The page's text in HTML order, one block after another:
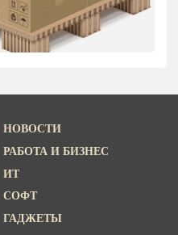
НОВОСТИ
РАБОТА И БИЗНЕС
ИТ
СОФТ
ГАДЖЕТЫ